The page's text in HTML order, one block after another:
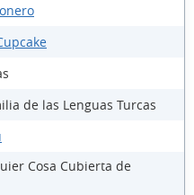
de las Lenguas Turcas
Cosa Cubierta de